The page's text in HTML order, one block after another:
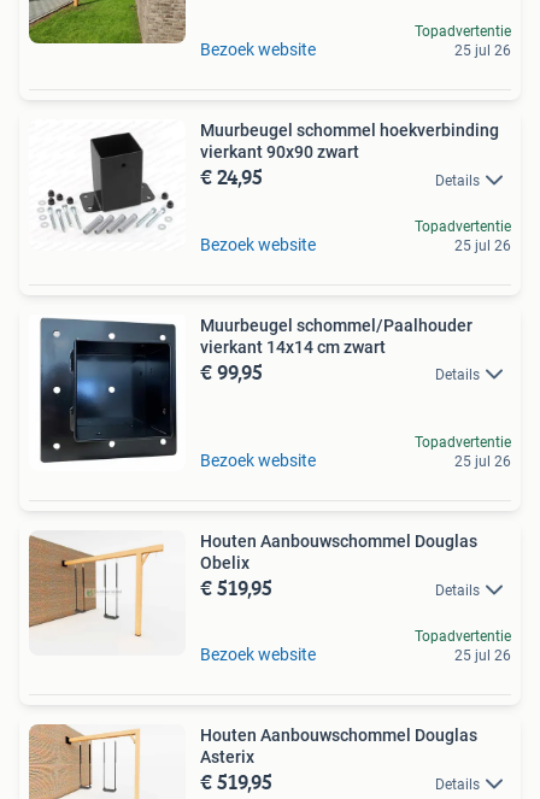
Bezoek website
Topadvertentie
25 jul 26
Muurbeugel schommel hoekverbinding
vierkant 90x90 zwart
€ 24,95 Details
Bezoek website
Topadvertentie
25 jul 26
Muurbeugel schommel/Paalhouder
vierkant 14x14 cm zwart
€ 99,95 Details
Bezoek website
Topadvertentie
25 jul 26
Houten Aanbouwschommel Douglas
Obelix
€ 519,95 Details
Bezoek website
Topadvertentie
25 jul 26
Houten Aanbouwschommel Douglas
Asterix
€ 519,95 Details